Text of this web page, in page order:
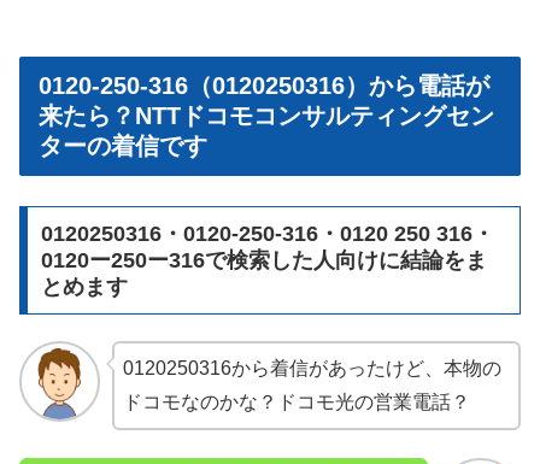
0120-250-316（0120250316）から電話が
来たら？NTTドコモコンサルティングセン
ターの着信です
0120250316・0120-250-316・0120 250 316・
0120ー250ー316で検索した人向けに結論をま
とめます
0120250316から着信があったけど、本物の
ドコモなのかな？ドコモ光の営業電話？